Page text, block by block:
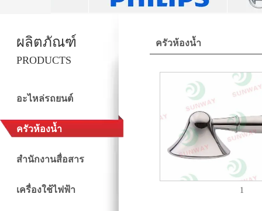
ผลิตภัณฑ์
PRODUCTS
อะไหล่รถยนต์
ครัวห้องน้ำ
สำนักงานสื่อสาร
เครื่องใช้ไฟฟ้า
ครัวห้องน้ำ
1